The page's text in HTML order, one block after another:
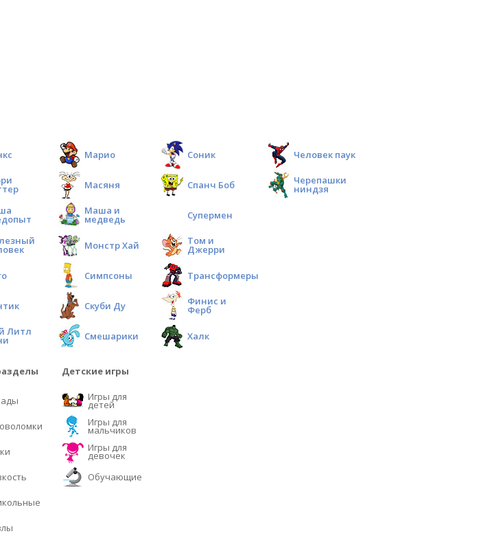
Литл
Марио
Масяня
Маша и
медведь
Монстр Хай
Симпсоны
Скуби Ду
Смешарики
Соник
Спанч Боб
Супермен
Том и
Джерри
Трансформеры
Финис и
Ферб
Халк
Человек паук
Черепашки
ниндзя
Детские игры
Игры для
детей
Игры для
мальчиков
Игры для
девочек
Обучающие